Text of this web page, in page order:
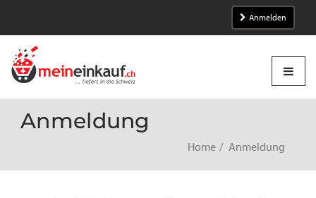
Anmelden
Anmeldung
Home Anmeldung